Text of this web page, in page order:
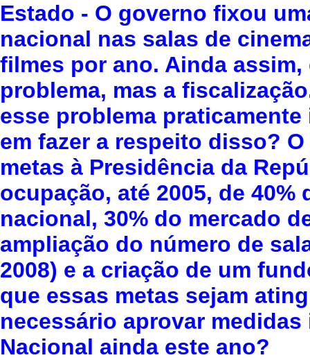
Estado - O governo fixou
nacional nas salas de
filmes por ano. Ainda
problema, mas a
esse problema
em fazer a respeito disso?
metas à Presidência da
ocupação, até 2005, de
nacional, 30% do mercado
ampliação do número de
2008) e a criação de um
que essas metas sejam
necessário aprovar
Nacional ainda este ano?